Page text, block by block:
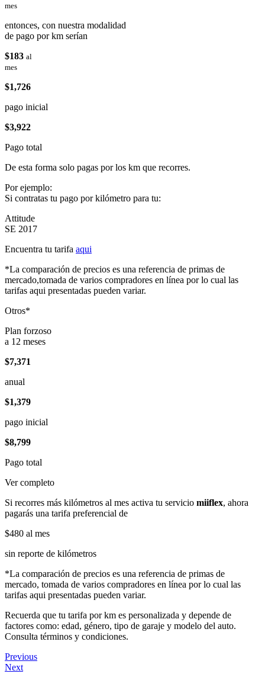
mes
entonces, con nuestra modalidad
de pago por km serían
$183 al
mes
$1,726
pago inicial
$3,922
Pago total
De esta forma solo pagas por los km que recorres.
Por ejemplo:
Si contratas tu pago por kilómetro para tu:
Attitude
SE 2017
Encuentra tu tarifa aqui
*La comparación de precios es una referencia de primas de
mercado,tomada de varios compradores en línea por lo cual las
tarifas aqui presentadas pueden variar.
Otros*
Plan forzoso
a 12 meses
$7,371
anual
$1,379
pago inicial
$8,799
Pago total
Ver completo
Si recorres más kilómetros al mes activa tu servicio miiflex, ahora
pagarás una tarifa preferencial de
$480 al mes
sin reporte de kilómetros
*La comparación de precios es una referencia de primas de
mercado, tomada de varios compradores en línea por lo cual las
tarifas aqui presentadas pueden variar.
Recuerda que tu tarifa por km es personalizada y depende de
factores como: edad, género, tipo de garaje y modelo del auto.
Consulta términos y condiciones.
Previous
Next